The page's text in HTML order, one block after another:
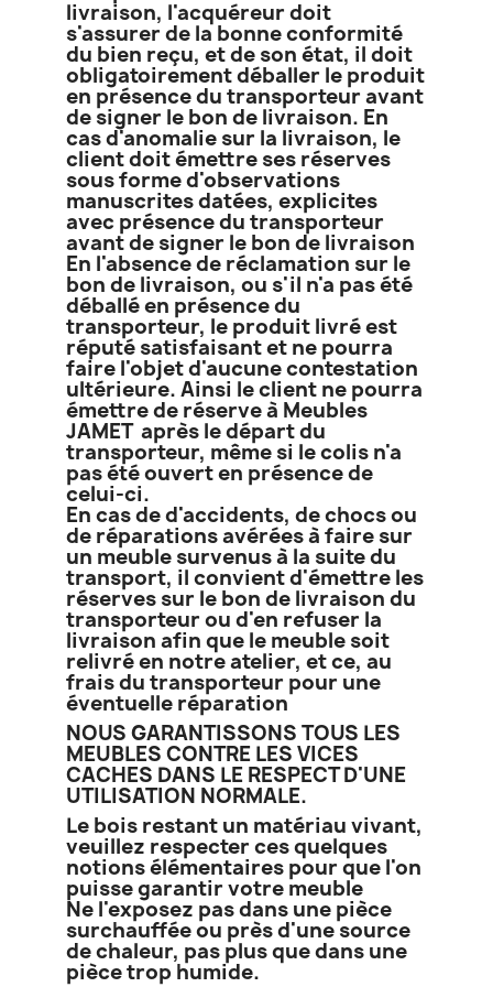
livraison, l'acquéreur doit
s'assurer de la bonne conformité
du bien reçu, et de son état, il doit
obligatoirement déballer le produit
en présence du transporteur avant
de signer le bon de livraison. En
cas d'anomalie sur la livraison, le
client doit émettre ses réserves
sous forme d'observations
manuscrites datées, explicites
avec présence du transporteur
avant de signer le bon de livraison
En l'absence de réclamation sur le
bon de livraison, ou s'il n'a pas été
déballé en présence du
transporteur, le produit livré est
réputé satisfaisant et ne pourra
faire l'objet d'aucune contestation
ultérieure. Ainsi le client ne pourra
émettre de réserve à Meubles
JAMET après le départ du
transporteur, même si le colis n'a
pas été ouvert en présence de
celui-ci.
En cas de d'accidents, de chocs ou
de réparations avérées à faire sur
un meuble survenus à la suite du
transport, il convient d'émettre les
réserves sur le bon de livraison du
transporteur ou d'en refuser la
livraison afin que le meuble soit
relivré en notre atelier, et ce, au
frais du transporteur pour une
éventuelle réparation
NOUS GARANTISSONS TOUS LES
MEUBLES CONTRE LES VICES
CACHES DANS LE RESPECT D'UNE
UTILISATION NORMALE.
Le bois restant un matériau vivant,
veuillez respecter ces quelques
notions élémentaires pour que l'on
puisse garantir votre meuble
Ne l'exposez pas dans une pièce
surchauffée ou près d'une source
de chaleur, pas plus que dans une
pièce trop humide.